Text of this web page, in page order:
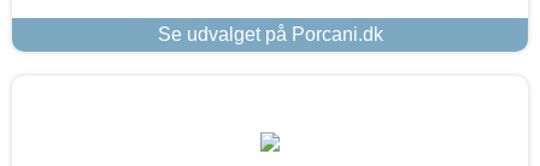
Se udvalget på Porcani.dk